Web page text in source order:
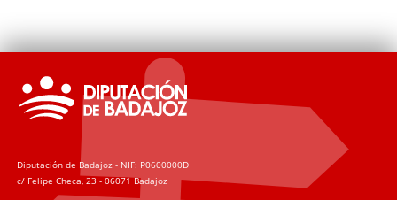
Diputación de Badajoz - NIF: P0600000D
c/ Felipe Checa, 23 - 06071 Badajoz